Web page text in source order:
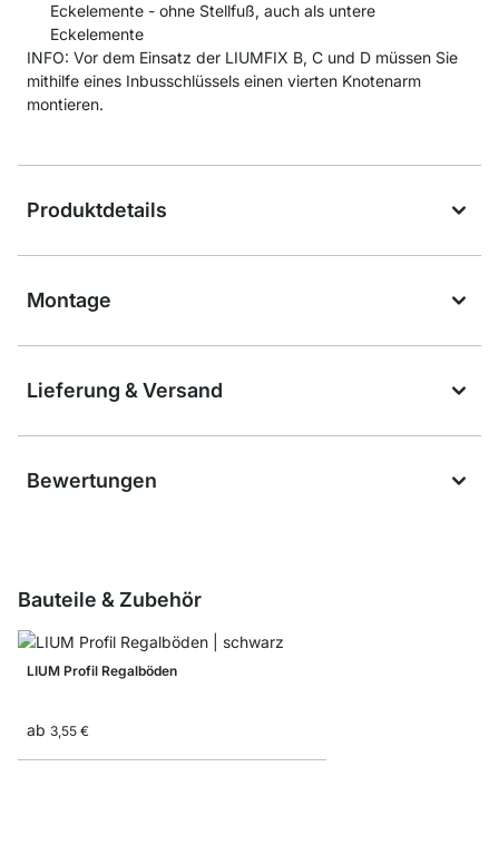
Eckelemente - ohne Stellfuß, auch als untere
Eckelemente
INFO: Vor dem Einsatz der LIUMFIX B, C und D müssen Sie
mithilfe eines Inbusschlüssels einen vierten Knotenarm
montieren.
Produktdetails
Montage
Lieferung & Versand
Bewertungen
Bauteile & Zubehör
LIUM Profil Regalböden
ab 3,55 €